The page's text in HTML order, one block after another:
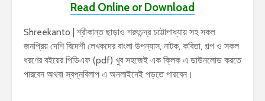
Read Online or Download
Shreekanto | শ্রীকান্ত ছাড়াও শরৎচন্দ্র চট্টোপাধ্যায় সহ সকল
জনপ্রিয় দেশি বিদেশী লেখকদের বাংলা উপন্যাস, নাটক, কবিতা, গল্প ও সকল
ধরণের বইয়ের পিডিএফ (pdf) খুব সহজেই এক ক্লিক এ ডাউনলোড করতে
পারবেন অথবা স্বপ্নবিলাপ এ অনলাইনেই পড়তে পারবেন।